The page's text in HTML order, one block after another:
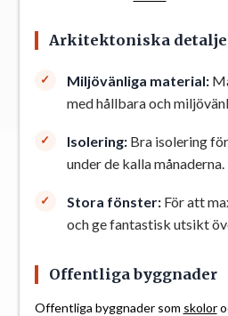
Arkitektoniska
Miljövänliga material:
med hållbara och
Isolering:Bra isolering
under de kalla månaderna.
Stora fönster:För att
och ge fantastisk utsikt
Offentliga byggnader
Offentliga byggnader som skolor